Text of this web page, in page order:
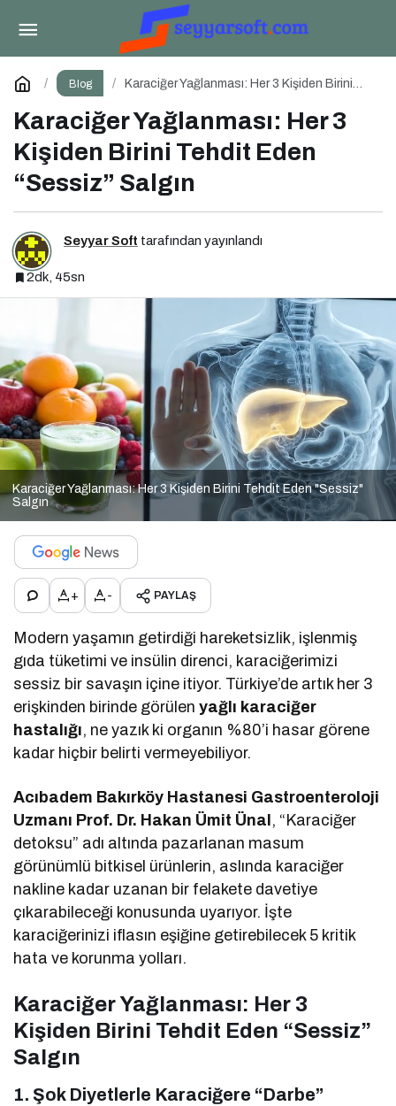
Blog
Karaciğer Yağlanması: Her 3 Kişiden Birini
Karaciğer Yağlanması: Her 3
Kişiden Birini Tehdit Eden
“Sessiz” Salgın
Seyyar Soft tarafından yayınlandı
2dk, 45sn
Karaciğer Yağlanması: Her 3 Kişiden Birini Tehdit Eden "Sessiz"
Salgın
+ - PAYLAŞ
Modern yaşamın getirdiği hareketsizlik, işlenmiş
gıda tüketimi ve insülin direnci, karaciğerimizi
sessiz bir savaşın içine itiyor. Türkiye’de artık her 3
erişkinden birinde görülenyağlı karaciğer
hastalığı, ne yazık ki organın %80’i hasar görene
kadar hiçbir belirti vermeyebiliyor.
Acıbadem Bakırköy Hastanesi Gastroenteroloji
Uzmanı Prof. Dr. Hakan Ümit Ünal , “Karaciğer
detoksu” adı altında pazarlanan masum
görünümlü bitkisel ürünlerin, aslında karaciğer
nakline kadar uzanan bir felakete davetiye
çıkarabileceği konusunda uyarıyor. İşte
karaciğerinizi iflasın eşiğine getirebilecek 5 kritik
hata ve korunma yolları.
Karaciğer Yağlanması: Her 3
Kişiden Birini Tehdit Eden “Sessiz”
Salgın
1. Şok Diyetlerle Karaciğere “Darbe”
Çocuklarda Kas-Kemik Gelişimi ve Beslenme
Yorum Yap